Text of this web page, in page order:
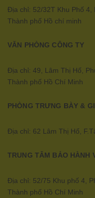
Địa chỉ: 52/32T Khu Phố 4,
Thành phố Hồ chí minh
VĂN PHÒNG CÔNG TY
Địa chỉ: 49, Lâm Thị Hố,
Thành phố Hồ Chí Minh
PHÒNG TRƯNG BÀY &
Địa chỉ: 62 Lâm Thị Hố,
TRUNG TÂM BẢO HÀNH
Địa chỉ: 52/75 Khu phố 4,
Thành phố Hồ Chí Minh